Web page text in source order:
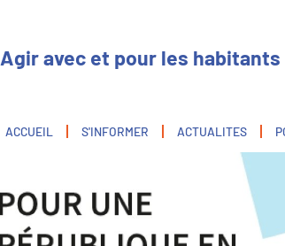
Agir avec et pour les habitants
Fil
ACCUEIL S'INFORMER ACTUALITES